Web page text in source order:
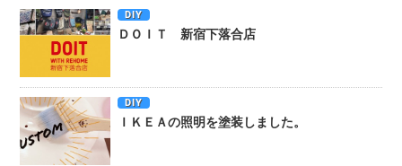
DIY
ＤＯＩＴ 新宿下落合店
DIY
ＩＫＥＡの照明を塗装しました。